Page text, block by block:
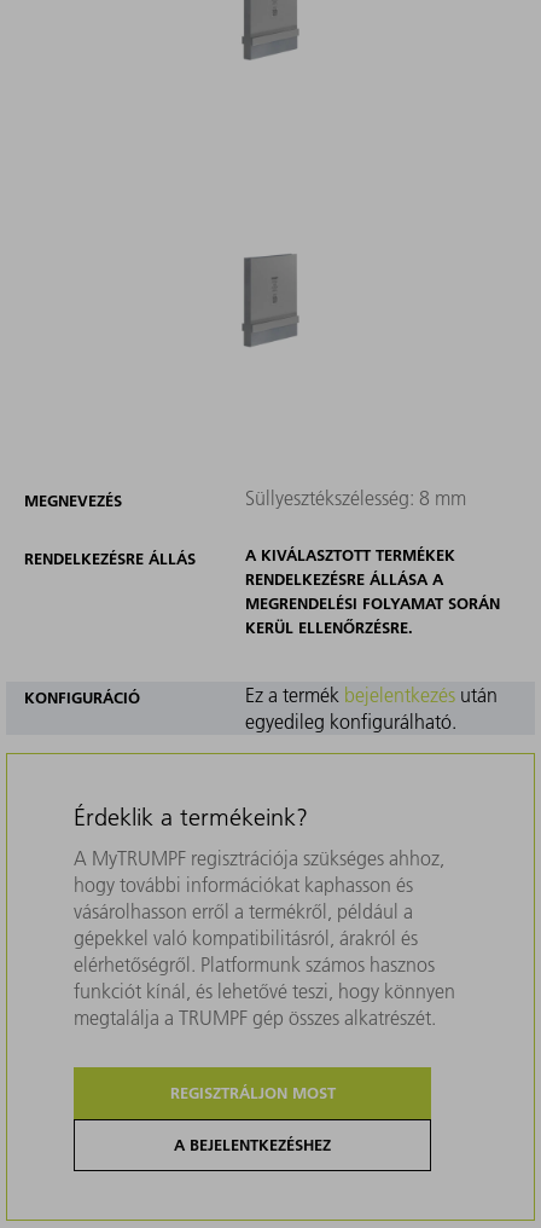
MEGNEVEZÉS Süllyesztékszélesség: 8 mm
RENDELKEZÉSRE ÁLLÁS
A KIVÁLASZTOTT TERMÉKEK
RENDELKEZÉSRE ÁLLÁSA A
MEGRENDELÉSI FOLYAMAT SORÁN
KERÜL ELLENŐRZÉSRE.
KONFIGURÁCIÓ Ez a termék bejelentkezésután
egyedileg konfigurálható.
Érdeklik a termékeink?
A MyTRUMPF regisztrációja szükséges ahhoz,
hogy további információkat kaphasson és
vásárolhasson erről a termékről, például a
gépekkel való kompatibilitásról, árakról és
elérhetőségről. Platformunk számos hasznos
funkciót kínál, és lehetővé teszi, hogy könnyen
megtalálja a TRUMPF gép összes alkatrészét.
REGISZTRÁLJON MOST
A BEJELENTKEZÉSHEZ